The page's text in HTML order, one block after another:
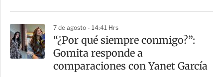
7 de agosto - 14:41 Hrs
“¿Por qué siempre conmigo?”:
Gomita responde a
comparaciones con Yanet García